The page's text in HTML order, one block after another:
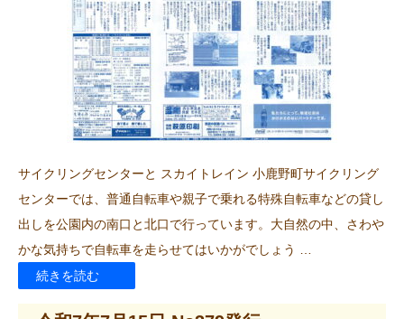
月
15
日
No381
発
の
サイクリングセンターと スカイトレイン 小鹿野町サイクリング
センターでは、普通自転車や親子で乗れる特殊自転車などの貸し
出しを公園内の南口と北口で行っています。大自然の中、さわや
かな気持ちで自転車を走らせてはいかがでしょう …
“令
続きを読む